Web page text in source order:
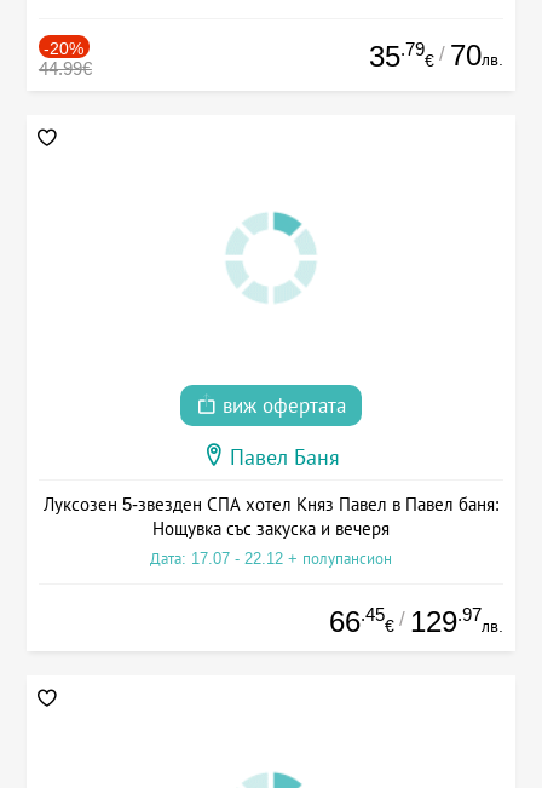
-20%
44.99€ 35.79
€ / 70лв.
виж офертата
Павел Баня
Луксозен 5-звезден СПА хотел Княз Павел в Павел баня:
Нощувка със закуска и вечеря
Дата: 17.07 - 22.12 + полупансион
66.45
€ / 129.97
лв.